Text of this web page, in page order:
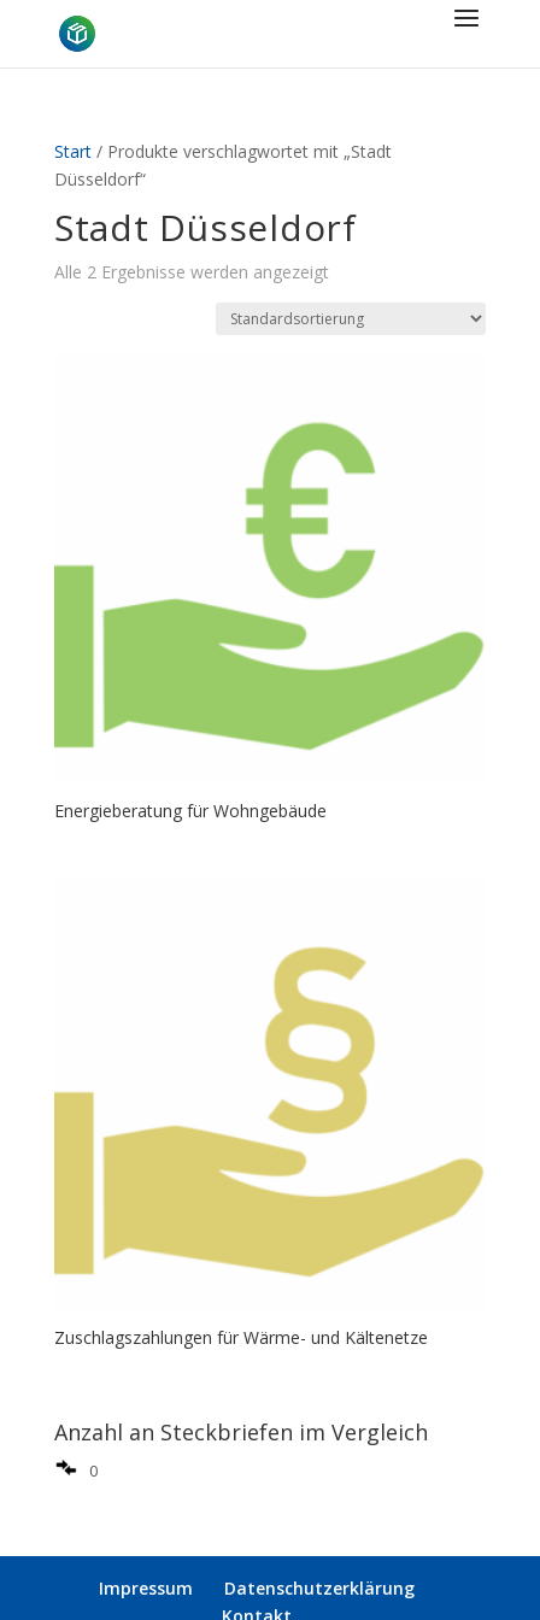
Start/ Produkte verschlagwortet mit „Stadt
Düsseldorf“
Stadt Düsseldorf
Alle 2 Ergebnisse werden angezeigt
Energieberatung für Wohngebäude
Zuschlagszahlungen für Wärme- und Kältenetze
Anzahl an Steckbriefen im Vergleich
0
Impressum
Datenschutzerklärung